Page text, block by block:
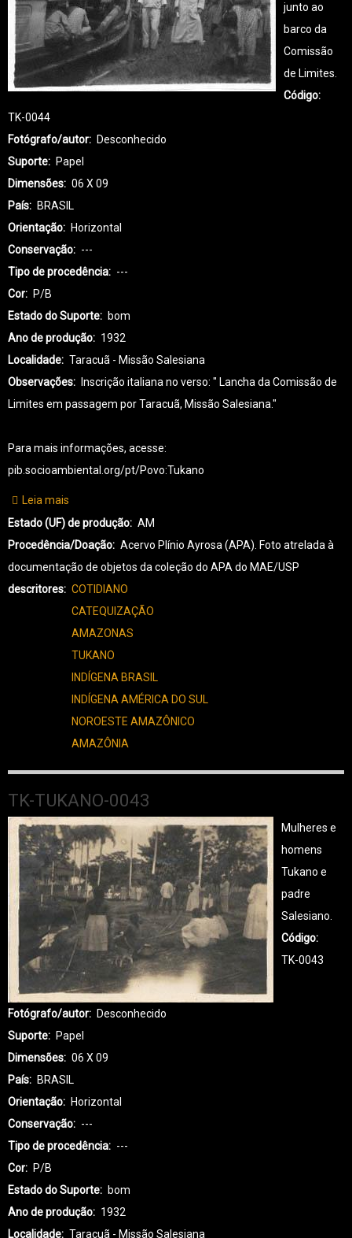
junto ao
barco da
Comissão
de Limites.
Código
TK-0044
Fotógrafo/autor
Desconhecido
Suporte
Papel
Dimensões
06 X 09
País
BRASIL
Orientação
Horizontal
Conservação
---
Tipo de procedência
---
Cor
P/B
Estado do Suporte
bom
Ano de produção
1932
Localidade
Taracuã - Missão Salesiana
Observações
Inscrição italiana no verso: " Lancha da Comissão de
Limites em passagem por Taracuã, Missão Salesiana."
Para mais informações, acesse:
pib.socioambiental.org/pt/Povo:Tukano
Leia mais
TK-
TUKANO-
0044
Estado (UF) de produção
AM
Procedência/Doação
Acervo Plínio Ayrosa (APA). Foto atrelada à
documentação de objetos da coleção do APA do MAE/USP
descritores
COTIDIANO
CATEQUIZAÇÃO
AMAZONAS
TUKANO
INDÍGENA BRASIL
INDÍGENA AMÉRICA DO SUL
NOROESTE AMAZÔNICO
AMAZÔNIA
TK-TUKANO-0043
Mulheres e
homens
Tukano e
padre
Salesiano.
Código
TK-0043
Fotógrafo/autor
Desconhecido
Suporte
Papel
Dimensões
06 X 09
País
BRASIL
Orientação
Horizontal
Conservação
---
Tipo de procedência
---
Cor
P/B
Estado do Suporte
bom
Ano de produção
1932
Localidade
Taracuã - Missão Salesiana